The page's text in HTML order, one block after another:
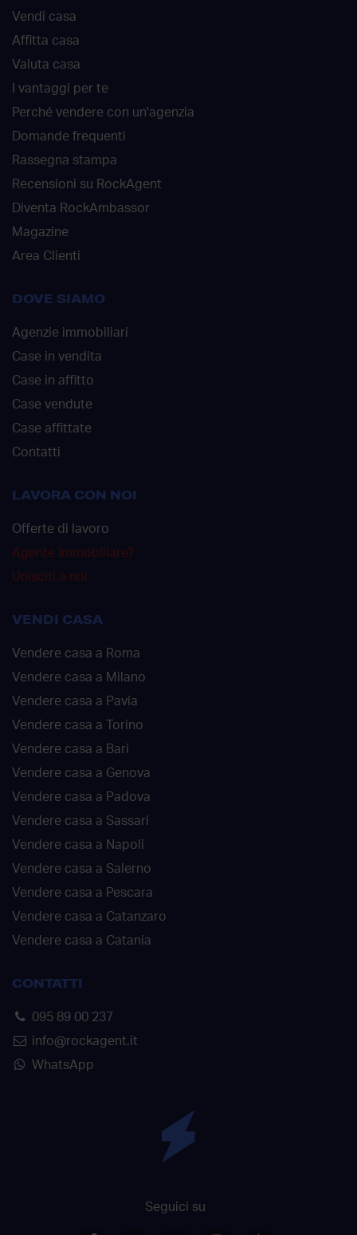
Vendi casa
Affitta casa
Valuta casa
I vantaggi per te
Perché vendere con un'agenzia
Domande frequenti
Rassegna stampa
Recensioni su RockAgent
Diventa RockAmbassor
Magazine
Area Clienti
DOVE SIAMO
Agenzie immobiliari
Case in vendita
Case in affitto
Case vendute
Case affittate
Contatti
LAVORA CON NOI
Offerte di lavoro
Agente immobiliare?
Unisciti a noi
VENDI CASA
Vendere casa a Roma
Vendere casa a Milano
Vendere casa a Pavia
Vendere casa a Torino
Vendere casa a Bari
Vendere casa a Genova
Vendere casa a Padova
Vendere casa a Sassari
Vendere casa a Napoli
Vendere casa a Salerno
Vendere casa a Pescara
Vendere casa a Catanzaro
Vendere casa a Catania
CONTATTI
095 89 00 237
info@rockagent.it
WhatsApp
Seguici su